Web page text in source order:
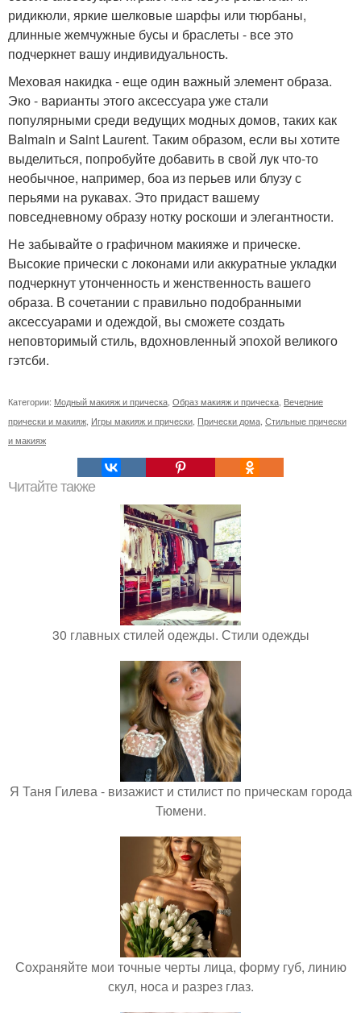
ридикюли, яркие шелковые шарфы или тюрбаны,
длинные жемчужные бусы и браслеты - все это
подчеркнет вашу индивидуальность.
Меховая накидка - еще один важный элемент образа.
Эко - варианты этого аксессуара уже стали
популярными среди ведущих модных домов, таких как
Balmain и Saint Laurent. Таким образом, если вы хотите
выделиться, попробуйте добавить в свой лук что-то
необычное, например, боа из перьев или блузу с
перьями на рукавах. Это придаст вашему
повседневному образу нотку роскоши и элегантности.
Не забывайте о графичном макияже и прическе.
Высокие прически с локонами или аккуратные укладки
подчеркнут утонченность и женственность вашего
образа. В сочетании с правильно подобранными
аксессуарами и одеждой, вы сможете создать
неповторимый стиль, вдохновленный эпохой великого
гэтсби.
Категории: Модный макияж и прическа Образ макияж и прическа Вечерние
прически и макияж Игры макияж и прически Прически дома Стильные прически
и макияж
Читайте также
30 главных стилей одежды. Стили одежды
Я Таня Гилева - визажист и стилист по прическам города
Тюмени.
Сохраняйте мои точные черты лица, форму губ, линию
скул, носа и разрез глаз.